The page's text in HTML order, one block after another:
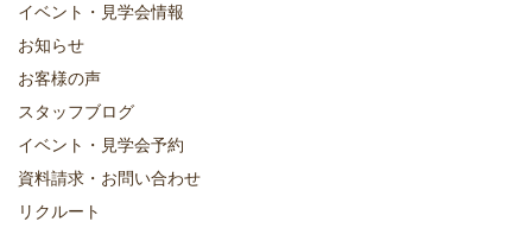
イベント・見学会情報
お知らせ
お客様の声
スタッフブログ
イベント・見学会予約
資料請求・お問い合わせ
リクルート